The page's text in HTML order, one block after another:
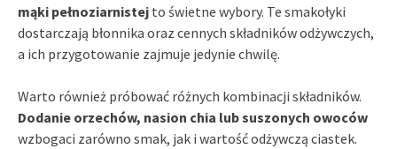
mąki pełnoziarnistej to świetne wybory. Te smakołyki
dostarczają błonnika oraz cennych składników odżywczych,
a ich przygotowanie zajmuje jedynie chwilę.
Warto również próbować różnych kombinacji składników.
Dodanie orzechów, nasion chia lub suszonych owoców
wzbogaci zarówno smak, jak i wartość odżywczą ciastek.